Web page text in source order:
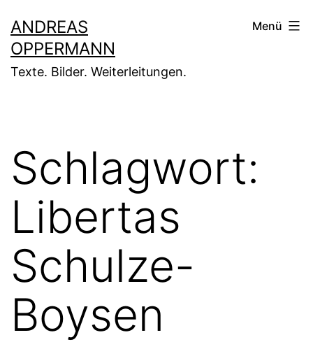
Inhalt
springen
ANDREAS
OPPERMANN
Texte. Bilder. Weiterleitungen.
Menü
Schlagwort:
Libertas
Schulze-
Boysen